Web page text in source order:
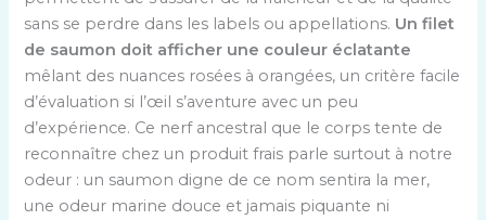
sans se perdre dans les labels ou appellations. Un filet
de saumon doit afficher une couleur éclatante
mêlant des nuances rosées à orangées, un critère facile
d’évaluation si l’œil s’aventure avec un peu
d’expérience. Ce nerf ancestral que le corps tente de
reconnaître chez un produit frais parle surtout à notre
odeur : un saumon digne de ce nom sentira la mer,
une odeur marine douce et jamais piquante ni